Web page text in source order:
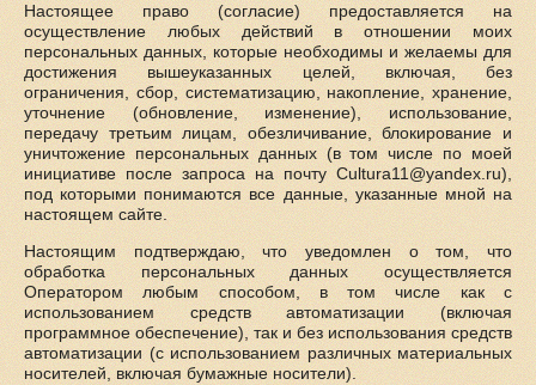
Настоящее право (согласие) предоставляется на
осуществление любых действий в отношении моих
персональных данных, которые необходимы и желаемы для
достижения вышеуказанных целей, включая, без
ограничения, сбор, систематизацию, накопление, хранение,
уточнение (обновление, изменение), использование,
передачу третьим лицам, обезличивание, блокирование и
уничтожение персональных данных (в том числе по моей
инициативе после запроса на почту Cultura11@yandex.ru),
под которыми понимаются все данные, указанные мной на
настоящем сайте.
Настоящим подтверждаю, что уведомлен о том, что
обработка персональных данных осуществляется
Оператором любым способом, в том числе как с
использованием средств автоматизации (включая
программное обеспечение), так и без использования средств
автоматизации (с использованием различных материальных
носителей, включая бумажные носители).